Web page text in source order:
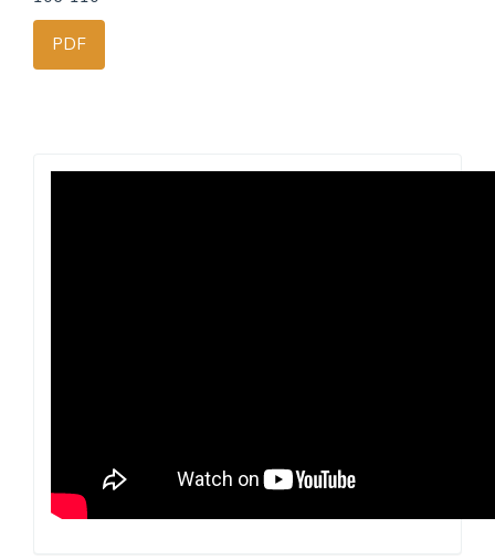
PDF
Revista